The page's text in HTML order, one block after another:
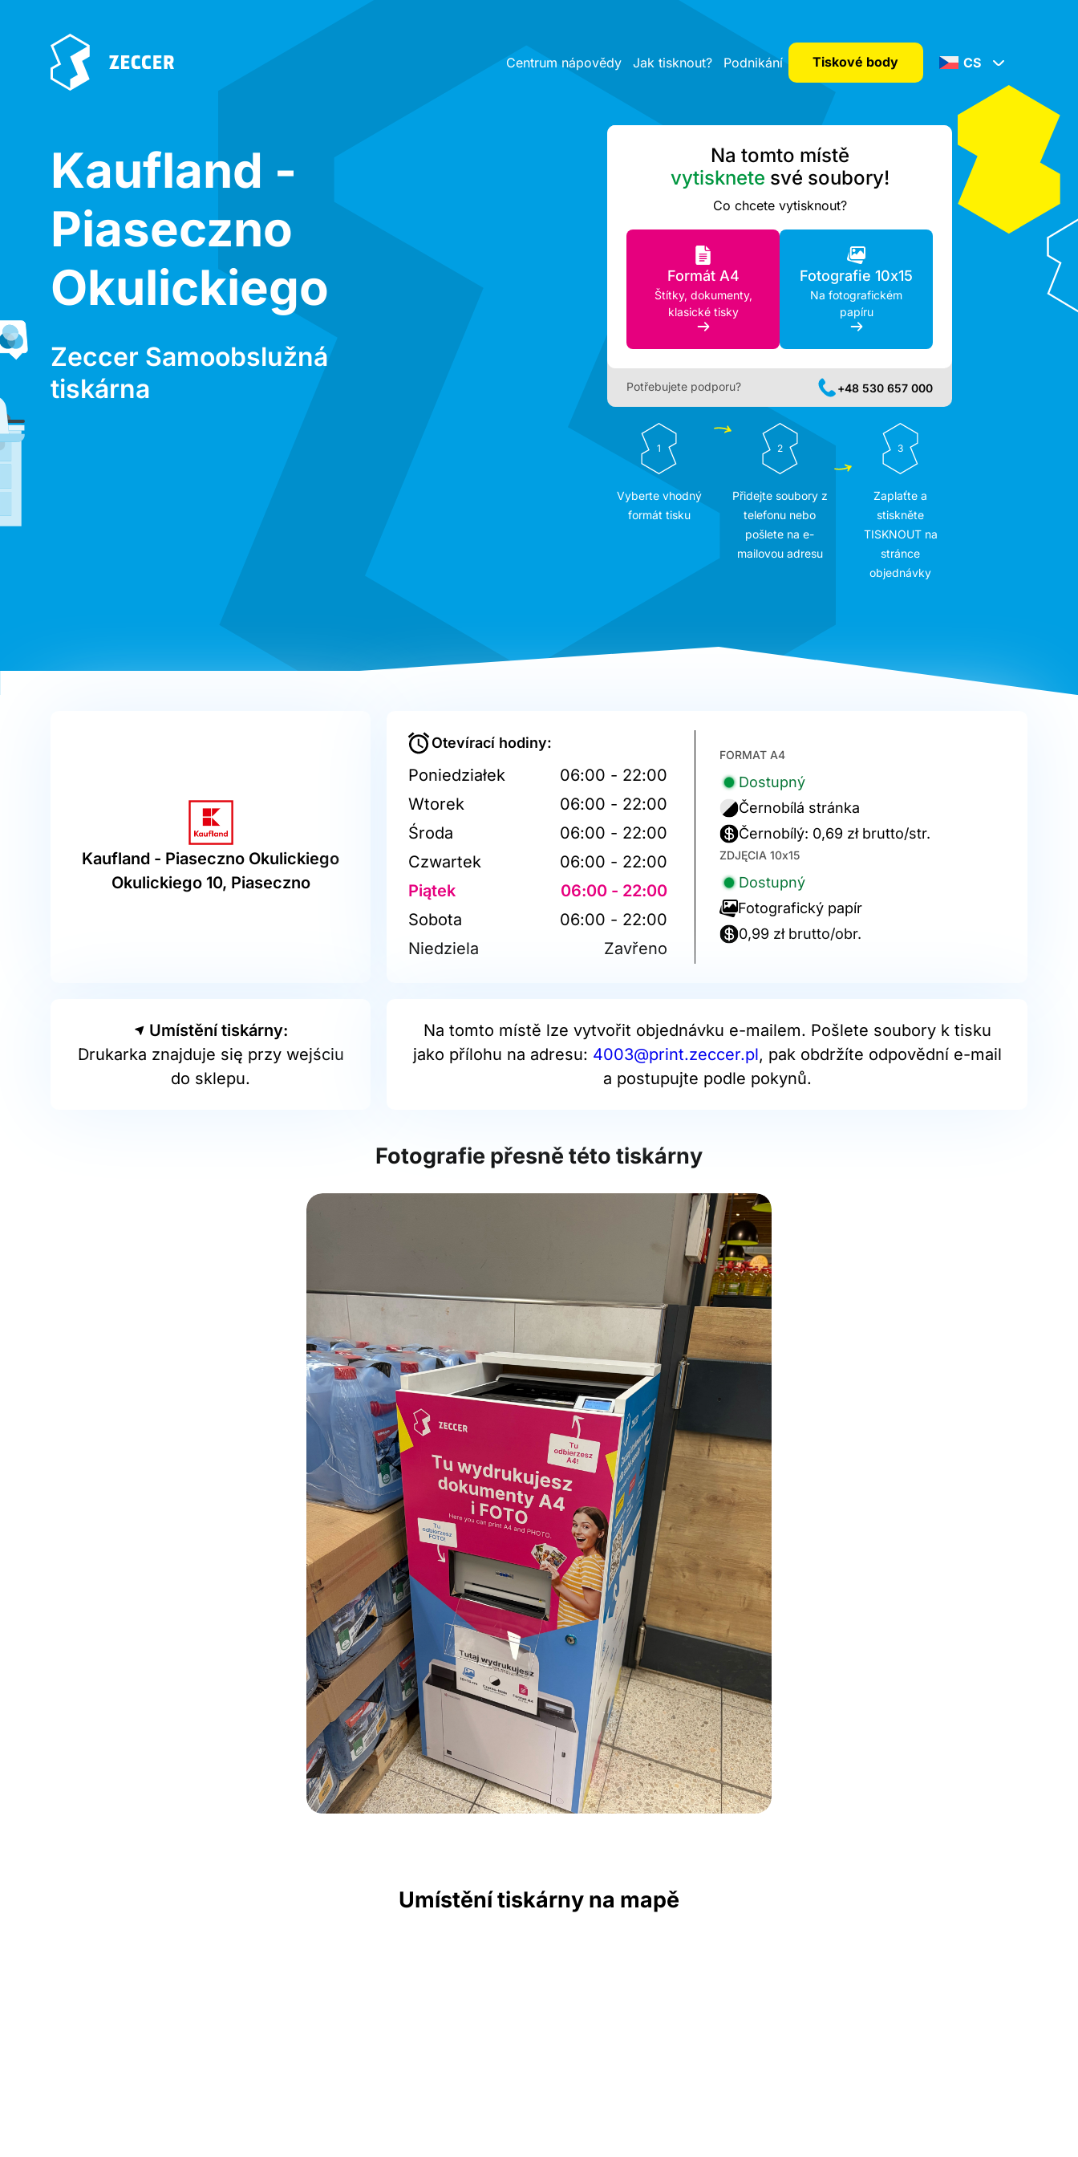
Centrum nápovědy Jak tisknout? Podnikání Tiskové body CS
Kaufland -
Piaseczno
Okulickiego
Zeccer Samoobslužná
tiskárna
Na tomto místě
vytisknete své soubory!
Co chcete vytisknout?
Formát A4
Štítky, dokumenty,
klasické tisky
Fotografie 10x15
Na fotografickém
papíru
Potřebujete podporu? +48 530 657 000
1
Vyberte vhodný
formát tisku
2
Přidejte soubory z
telefonu nebo
pošlete na e-
mailovou adresu
3
Zaplaťte a
stiskněte
TISKNOUT na
stránce
objednávky
Kaufland - Piaseczno Okulickiego
Okulickiego 10, Piaseczno
Otevírací hodiny:
Poniedziałek
06:00 - 22:00
Wtorek
06:00 - 22:00
Środa
06:00 - 22:00
Czwartek
06:00 - 22:00
Piątek
06:00 - 22:00
Sobota
06:00 - 22:00
Niedziela
Zavřeno
FORMAT A4
Dostupný
Černobílá stránka
Černobílý: 0,69 zł brutto/str.
ZDJĘCIA 10x15
Dostupný
Fotografický papír
0,99 zł brutto/obr.
Umístění tiskárny:
Drukarka znajduje się przy wejściu
do sklepu.
Na tomto místě lze vytvořit objednávku e-mailem. Pošlete soubory k tisku
jako přílohu na adresu: 4003@print.zeccer.pl, pak obdržíte odpovědní e-mail
a postupujte podle pokynů.
Fotografie přesně této tiskárny
Umístění tiskárny na mapě